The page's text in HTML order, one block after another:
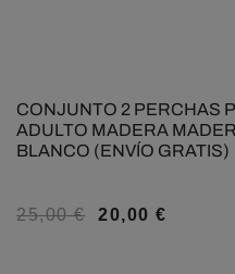
CONJUNTO 2 PERCHAS
ADULTO MADERA
BLANCO (ENVÍO GRATIS)
25,00€ 20,00 €